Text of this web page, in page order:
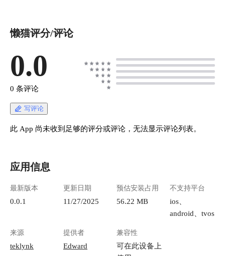
懒猫评分/评论
0.0
0 条评论
写评论
此 App 尚未收到足够的评分或评论，无法显示评论列表。
应用信息
最新版本
0.0.1
更新日期
11/27/2025
预估安装占用
56.22 MB
不支持平台
ios、
android、tvos
来源
teklynk
提供者
Edward
兼容性
可在此设备上